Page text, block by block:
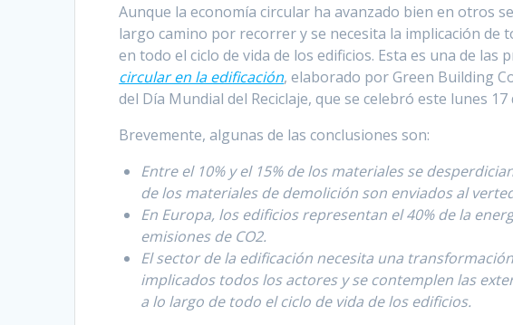
Aunque la economía circular ha avanzado bien en otros
largo camino por recorrer y se necesita la implicación
en todo el ciclo de vida de los edificios. Esta es una de
circular en la edificación, elaborado por Green Building
del Día Mundial del Reciclaje, que se celebró este lunes 17
Brevemente, algunas de las conclusiones son:
Entre el 10% y el 15% de los materiales se
de los materiales de demolición son enviados al
En Europa, los edificios representan el 40% de la
emisiones de CO2.
El sector de la edificación necesita una
implicados todos los actores y se contemplen las
a lo largo de todo el ciclo de vida de los edificios.